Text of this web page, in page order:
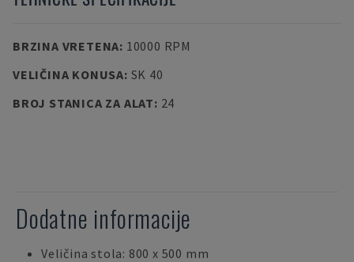
BRZINA VRETENA: 10000 RPM
VELIČINA KONUSA: SK 40
BROJ STANICA ZA ALAT: 24
Dodatne informacije
Veličina stola: 800 x 500 mm